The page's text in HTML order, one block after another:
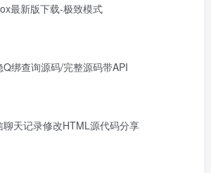
最新版下载-极致模式
Q绑查询源码/完整源码带API
聊天记录修改HTML源代码分享